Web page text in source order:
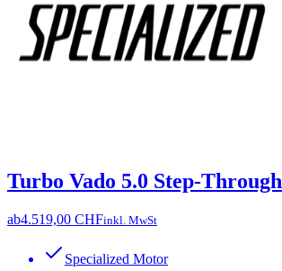
Turbo Vado 5.0 Step-Through
ab4.519,00 CHFinkl. MwSt
Specialized Motor